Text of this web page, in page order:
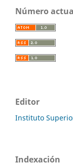
Número
Editor
Instituto
Indexación